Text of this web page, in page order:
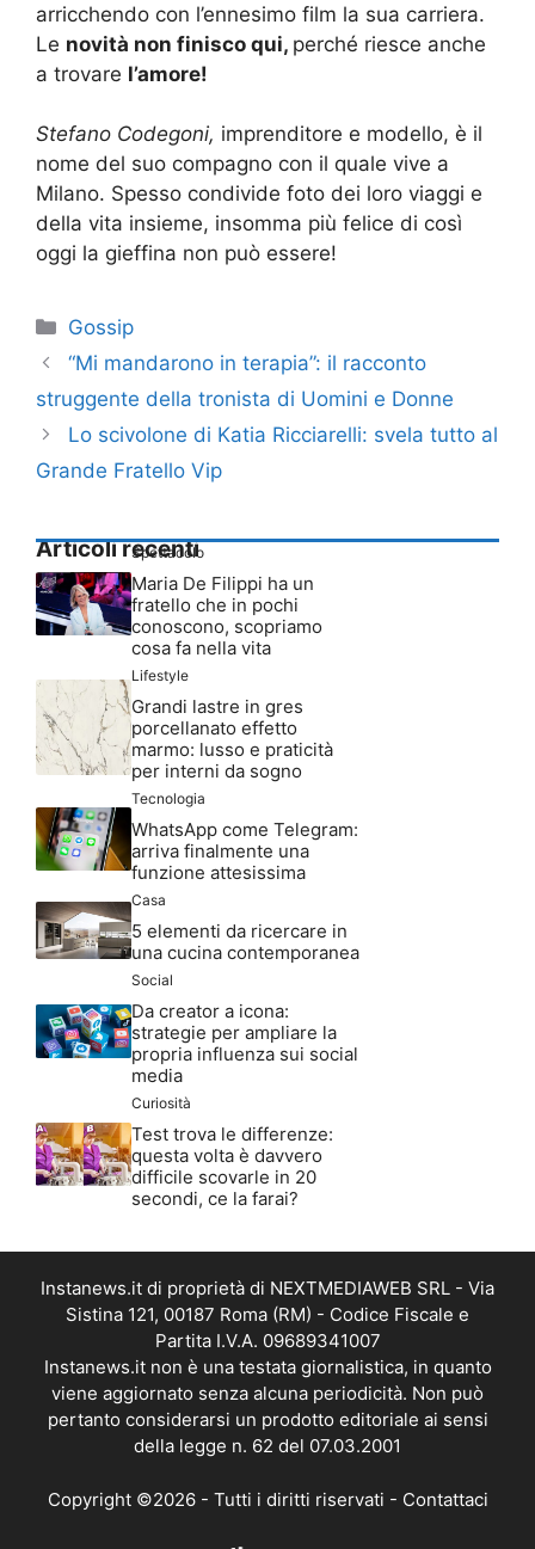
arricchendo con l’ennesimo film la sua carriera.
Le novità non finisco qui, perché riesce anche
a trovare l’amore!
Stefano Codegoni, imprenditore e modello, è il
nome del suo compagno con il quale vive a
Milano. Spesso condivide foto dei loro viaggi e
della vita insieme, insomma più felice di così
oggi la gieffina non può essere!
Categorie
Gossip
“Mi mandarono in terapia”: il racconto
struggente della tronista di Uomini e Donne
Lo scivolone di Katia Ricciarelli: svela tutto al
Grande Fratello Vip
Articoli recenti
Spettacolo
Maria De Filippi ha un
fratello che in pochi
conoscono, scopriamo
cosa fa nella vita
Lifestyle
Grandi lastre in gres
porcellanato effetto
marmo: lusso e praticità
per interni da sogno
Tecnologia
WhatsApp come Telegram:
arriva finalmente una
funzione attesissima
Casa
5 elementi da ricercare in
una cucina contemporanea
Social
Da creator a icona:
strategie per ampliare la
propria influenza sui social
media
Curiosità
Test trova le differenze:
questa volta è davvero
difficile scovarle in 20
secondi, ce la farai?
Instanews.it di proprietà di NEXTMEDIAWEB SRL - Via
Sistina 121, 00187 Roma (RM) - Codice Fiscale e
Partita I.V.A. 09689341007
Instanews.it non è una testata giornalistica, in quanto
viene aggiornato senza alcuna periodicità. Non può
pertanto considerarsi un prodotto editoriale ai sensi
della legge n. 62 del 07.03.2001
Copyright ©2026 - Tutti i diritti riservati - Contattaci